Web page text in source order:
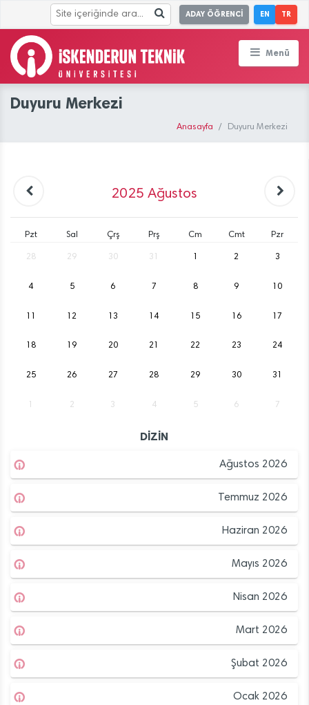
ADAY ÖĞRENCİ EN TR
Menü
Duyuru Merkezi
Anasayfa Duyuru Merkezi
2025 Ağustos
Pzt Sal Çrş Prş Cm Cmt Pzr
28 29 30 31 2 3
4 5 6 7 8 9 10
12 13 14 15 16 17
18 19 20 21 22 23 24
25 26 27 28 29 30 31
2 3 4 5 6 7
DİZİN
Ağustos 2026
Temmuz 2026
Haziran 2026
Mayıs 2026
Nisan 2026
Mart 2026
Şubat 2026
Ocak 2026